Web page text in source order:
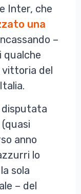
Inter, che
una
–
qualche
vittoria del
disputata
anno
lo
sola
– del